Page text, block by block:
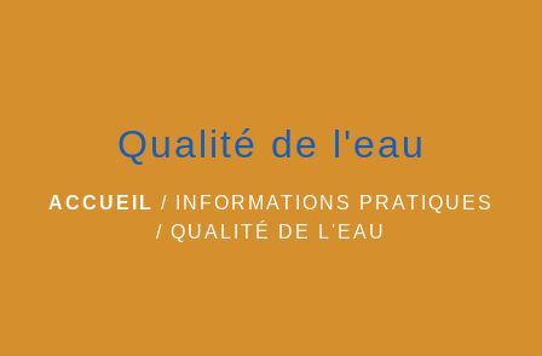
Qualité de l'eau
ACCUEIL /
INFORMATIONS PRATIQUES
/ QUALITÉ DE L'EAU